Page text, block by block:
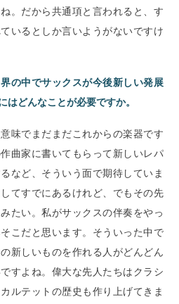
。だから共通項と言われると、す
いるとしか言いようがないですけ
の中でサックスが今後新しい発展
はどんなことが必要ですか。
味でまだまだこれからの楽器です
曲家に書いてもらって新しいレパ
など、そういう面で期待していま
てすでにあるけれど、でもその先
たい。私がサックスの伴奏をやっ
こだと思います。そういった中で
新しいものを作れる人がどんどん
すよね。偉大な先人たちはクラシ
ルテットの歴史も作り上げてきま